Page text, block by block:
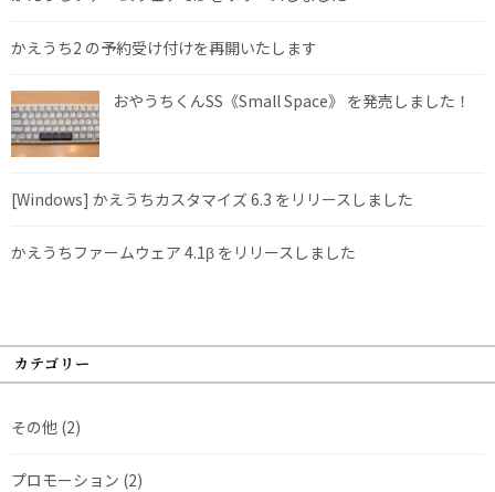
かえうち2 の予約受け付けを再開いたします
おやうちくんSS《Small Space》 を発売しました！
[Windows] かえうちカスタマイズ 6.3 をリリースしました
かえうちファームウェア 4.1β をリリースしました
カテゴリー
その他 (2)
プロモーション (2)